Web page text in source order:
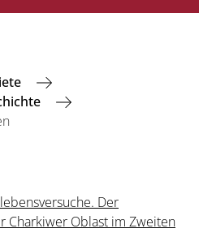
Der
Charkiwer Oblast im Zweiten